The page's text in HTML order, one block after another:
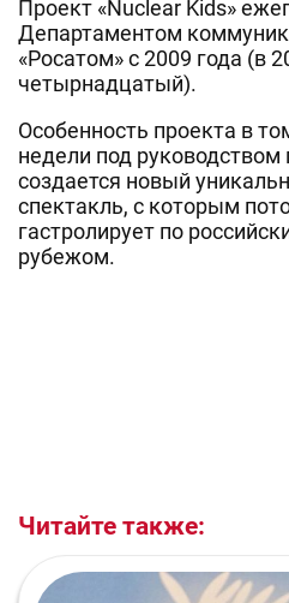
Проект «Nuclear Kids»
Департаментом
«Росатом» с 2009 года (в
четырнадцатый).
Особенность проекта в
недели под
создается новый
спектакль, с которым
гастролирует по
рубежом.
Читайте также: